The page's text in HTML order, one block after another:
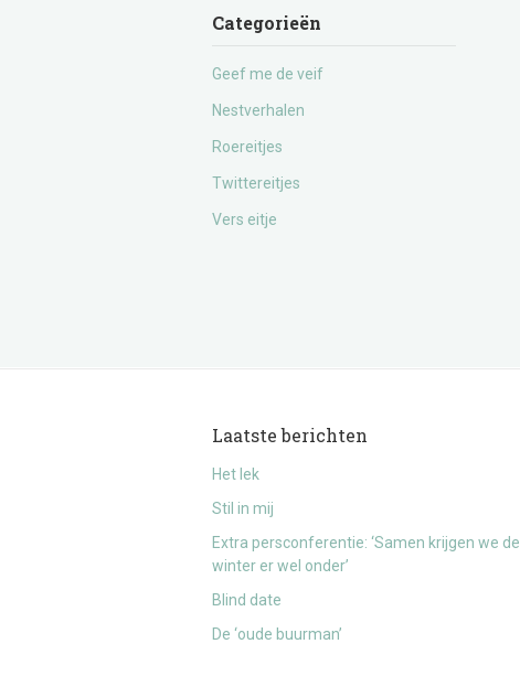
Categorieën
Geef me de veif
Nestverhalen
Roereitjes
Twittereitjes
Vers eitje
Laatste berichten
Het lek
Stil in mij
Extra persconferentie: ‘Samen krijgen we de
winter er wel onder’
Blind date
De ‘oude buurman’